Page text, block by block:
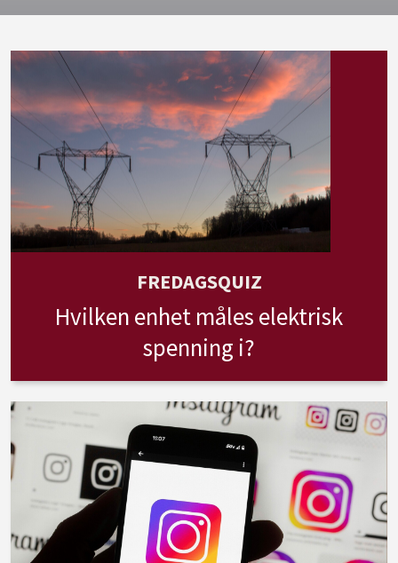
FREDAGSQUIZ
Hvilken enhet måles elektrisk
spenning i?